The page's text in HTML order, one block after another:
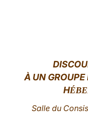
À UN
H
Salle du